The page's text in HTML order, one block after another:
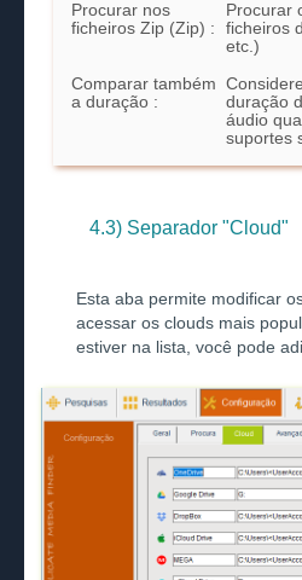
Procurar nos
ficheiros Zip (Zip) :
Procurar
ficheiros
etc.)
Comparar também
a duração :
duração
áudio
suportes
4.3) Separador "Cloud"
Esta aba permite modificar
acessar os clouds mais
estiver na lista, você pode